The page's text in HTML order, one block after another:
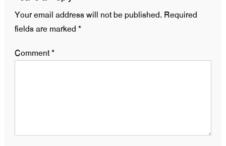
Your email address will not be published. Required
fields are marked *
Comment*